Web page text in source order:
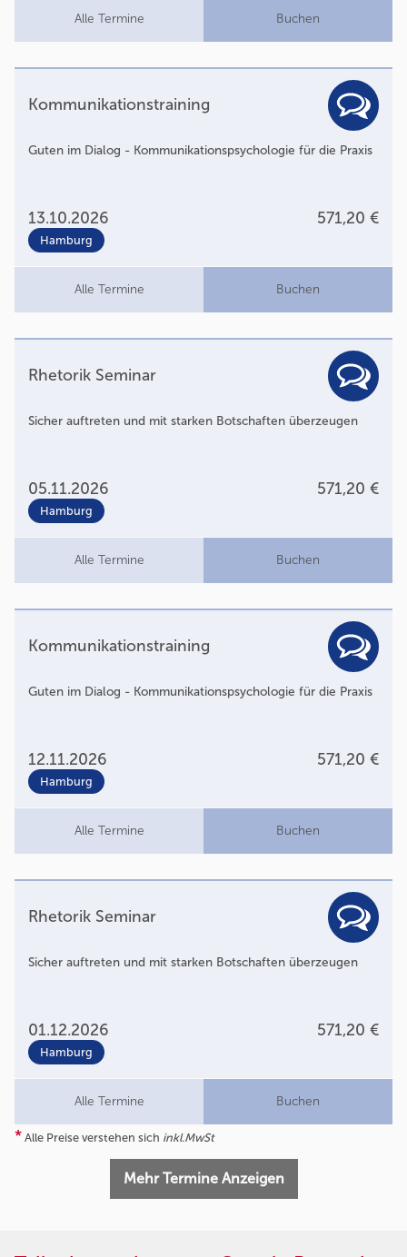
Alle Termine Buchen
Kommunikationstraining
Guten im Dialog - Kommunikationspsychologie für die Praxis
13.10.2026 571,20 €
Hamburg
Alle Termine Buchen
Rhetorik Seminar
Sicher auftreten und mit starken Botschaften überzeugen
05.11.2026 571,20 €
Hamburg
Alle Termine Buchen
Kommunikationstraining
Guten im Dialog - Kommunikationspsychologie für die Praxis
12.11.2026 571,20 €
Hamburg
Alle Termine Buchen
Rhetorik Seminar
Sicher auftreten und mit starken Botschaften überzeugen
01.12.2026 571,20 €
Hamburg
Alle Termine Buchen
* Alle Preise verstehen sich inkl.MwSt
Mehr Termine Anzeigen